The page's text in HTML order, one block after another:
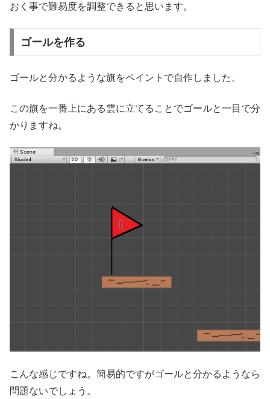
おく事で難易度を調整できると思います。
ゴールを作る
ゴールと分かるような旗をペイントで自作しました。
この旗を一番上にある雲に立てることでゴールと一目で分
かりますね。
こんな感じですね。簡易的ですがゴールと分かるようなら
問題ないでしょう。